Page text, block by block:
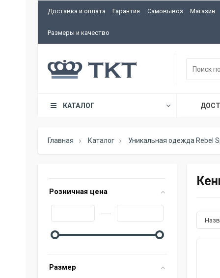
Доставка и оплата Гарантия Самовывоз Магазин
Размеры и качество
КАТАЛОГ
Главная Каталог Уникальная одежда Rebel
Розничная цена
Размер